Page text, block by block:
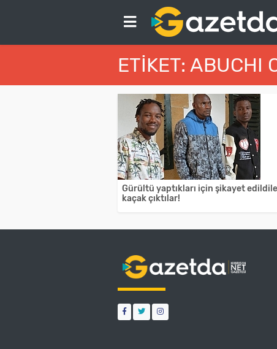
ETIKET: ABUCHI
Gürültü yaptıkları için şikayet
kaçak çıktılar!